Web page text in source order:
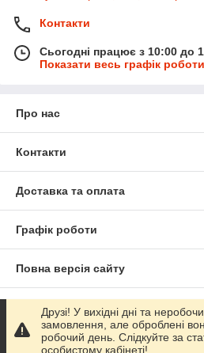
Контакти
Сьогодні працює з 10:00 до
Показати весь графік роботи
Про нас
Контакти
Доставка та оплата
Графік роботи
Повна версія сайту
Сайт створено на маркетплейсі
Політика конфіденційності
Друзі! У вихідні дні та
замовлення, але оброблені
робочий день. Слідкуйте за
особистому кабінеті!